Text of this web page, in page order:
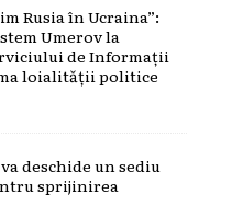
Rusia în Ucraina”:
Umerov la
de Informații
loialității politice
deschide un sediu
sprijinirea